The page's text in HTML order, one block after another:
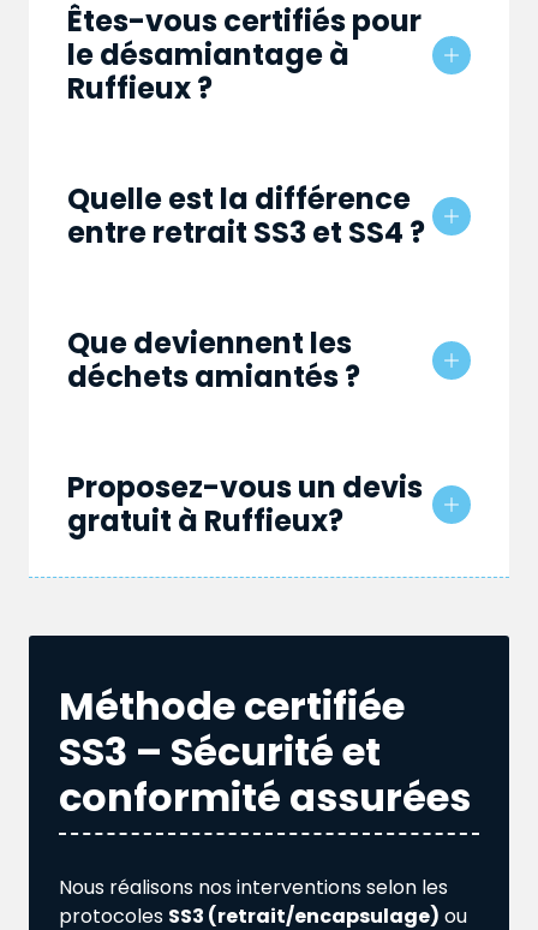
Êtes-vous certifiés pour
le désamiantage à
Ruffieux ?
Quelle est la différence
entre retrait SS3 et SS4 ?
Que deviennent les
déchets amiantés ?
Proposez-vous un devis
gratuit à Ruffieux?
Méthode certifiée
SS3 – Sécurité et
conformité assurées
Nous réalisons nos interventions selon les
protocoles SS3 (retrait/encapsulage) ou